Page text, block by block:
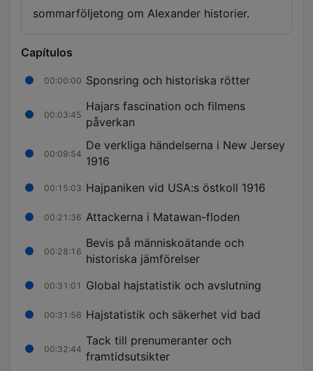
sommarföljetong om Alexander historier.
Capítulos
00:00:00 Sponsring och historiska rötter
00:03:45
Hajars fascination och filmens
påverkan
00:09:54
De verkliga händelserna i New Jersey
1916
00:15:03 Hajpaniken vid USA:s östkoll 1916
00:21:36 Attackerna i Matawan-floden
00:28:16
Bevis på människoätande och
historiska jämförelser
00:31:01 Global hajstatistik och avslutning
00:31:56 Hajstatistik och säkerhet vid bad
00:32:44
Tack till prenumeranter och
framtidsutsikter